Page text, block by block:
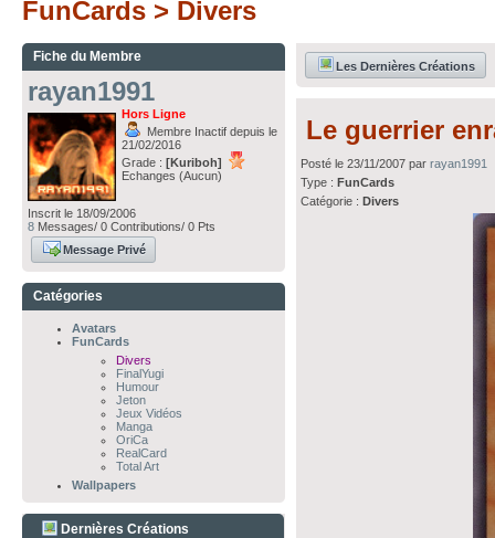
FunCards > Divers
Fiche du Membre
rayan1991
Hors Ligne
Membre Inactif depuis le
21/02/2016
Grade : [Kuriboh]
Echanges (Aucun)
Inscrit le 18/09/2006
8 Messages/ 0 Contributions/ 0 Pts
Message Privé
Catégories
Avatars
FunCards
Divers
FinalYugi
Humour
Jeton
Jeux Vidéos
Manga
OriCa
RealCard
Total Art
Wallpapers
Dernières Créations
Les Dernières Créations
Le guerrier
Posté le 23/11/2007 parrayan1991
Type :FunCards
Catégorie :Divers